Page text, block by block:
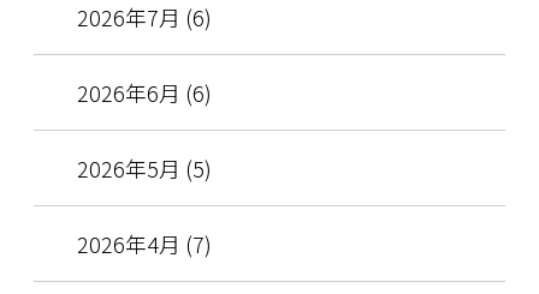
2026年7月 (6)
2026年6月 (6)
2026年5月 (5)
2026年4月 (7)